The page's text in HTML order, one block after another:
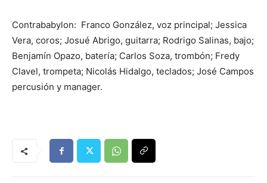
Contrababylon: Franco González, voz principal; Jessica
Vera, coros; Josué Abrigo, guitarra; Rodrigo Salinas, bajo;
Benjamín Opazo, batería; Carlos Soza, trombón; Fredy
Clavel, trompeta; Nicolás Hidalgo, teclados; José Campos
percusión y manager.